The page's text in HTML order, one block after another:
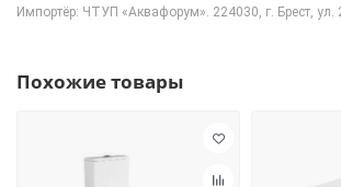
Импортёр: ЧТУП «Аквафорум». 224030, г. Брест, ул.
Похожие товары